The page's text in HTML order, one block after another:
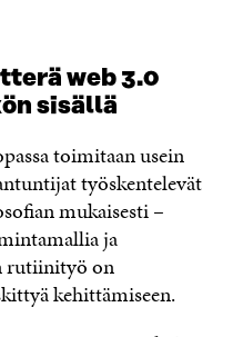
web 3.0
sisällä
toimitaan usein
työskentelevät
mukaisesti –
ja
rutiinityö on
kehittämiseen.